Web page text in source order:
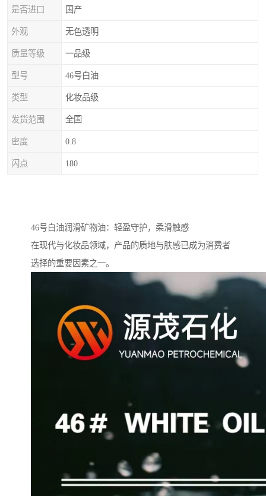
是否进口 国产
外观 无色透明
质量等级 一品级
型号 46号白油
类型 化妆品级
发货范围 全国
密度 0.8
闪点 180
46号白油润滑矿物油：轻盈守护，柔滑触感
在现代与化妆品领域，产品的质地与肤感已成为消费者
选择的重要因素之一。